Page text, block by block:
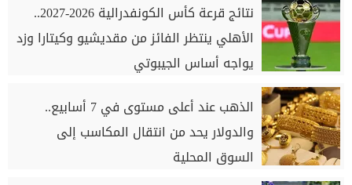
نتائج قرعة كأس الكونفدرالية 2026-2027..
الأهلي ينتظر الفائز من مقديشيو وكيتارا وزد
يواجه أساس الجيبوتي
الذهب عند أعلى مستوى في 7 أسابيع..
والدولار يحد من انتقال المكاسب إلى
السوق المحلية